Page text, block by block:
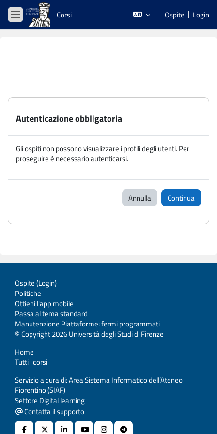
Vai al contenuto principale
Pannello laterale
Corsi Ospite Login
Autenticazione obbligatoria
Gli ospiti non possono visualizzare i profili degli utenti. Per
proseguire è necessario autenticarsi.
Annulla Continua
Ospite (Login)
Politiche
Ottieni l'app mobile
Passa al tema standard
Manutenzione Piattaforme: fermi programmati
© Copyright 2026 Università degli Studi di Firenze
Home
Tutti i corsi
Servizio a cura di: Area Sistema Informatico dell’Ateneo
Fiorentino (SIAF)
Settore Digital learning
Contatta il supporto